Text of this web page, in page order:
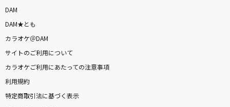
DAM
DAM★とも
カラオケ＠DAM
サイトのご利用について
カラオケご利用にあたっての注意事項
利用規約
特定商取引法に基づく表示